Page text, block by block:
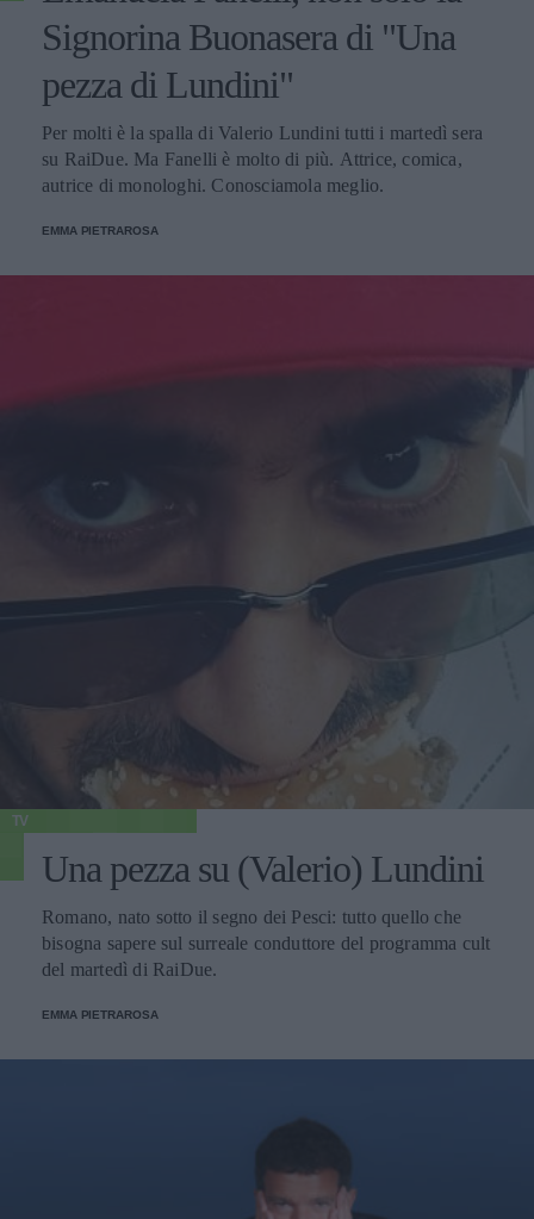
Signorina Buonasera di "Una
pezza di Lundini"
Per molti è la spalla di Valerio Lundini tutti i martedì sera
su RaiDue. Ma Fanelli è molto di più. Attrice, comica,
autrice di monologhi. Conosciamola meglio.
EMMA PIETRAROSA
TV
Una pezza su (Valerio) Lundini
Romano, nato sotto il segno dei Pesci: tutto quello che
bisogna sapere sul surreale conduttore del programma cult
del martedì di RaiDue.
EMMA PIETRAROSA